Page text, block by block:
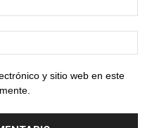
y sitio web en este